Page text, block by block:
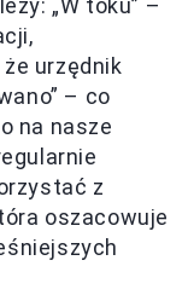
urzędnik
– co
na nasze
z
oszacowuje